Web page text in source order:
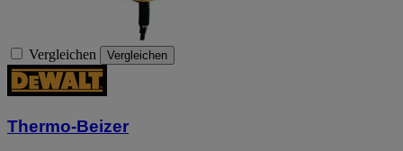
Vergleichen Vergleichen
Thermo-Beizer